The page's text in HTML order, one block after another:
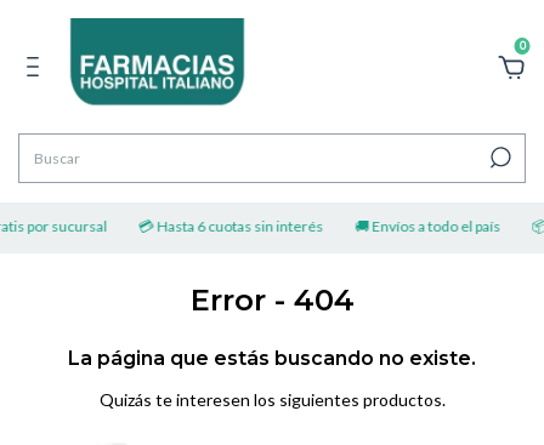
0
por sucursal 💳 Hasta 6 cuotas sin interés 🚚 Envíos a todo el país
Error - 404
La página que estás buscando no existe.
Quizás te interesen los siguientes productos.